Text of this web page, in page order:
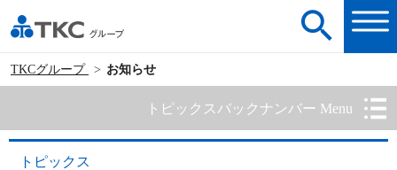
TKCグループ お知らせ
トピックスバックナンバー Menu
トピックス